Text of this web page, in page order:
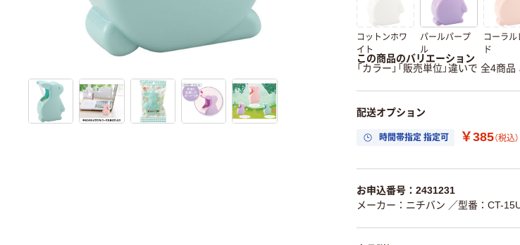
コットンホワ
イト
パールパープ
ル
コーラル
ド
この商品のバリエーション
「カラー」「販売単位」違いで 全4商品
配送オプション
時間帯指定 指定可 ￥385（税込）
お申込番号：2431231
メーカー：ニチバン ／型番：CT-